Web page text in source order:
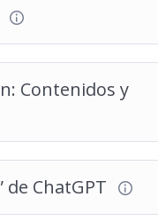
Contenidos y
ChatGPT